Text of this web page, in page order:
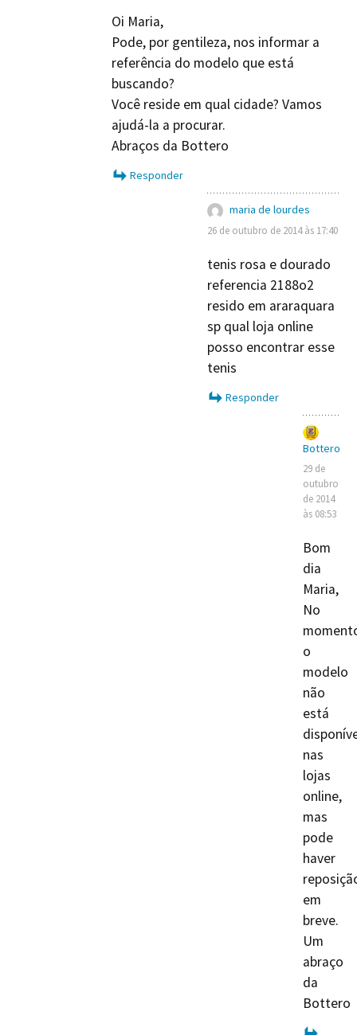
Oi Maria,
Pode, por gentileza, nos informar a
referência do modelo que está
buscando?
Você reside em qual cidade? Vamos
ajudá-la a procurar.
Abraços da Bottero
Responder
maria de lourdes
26 de outubro de 2014 às 17:40
tenis rosa e dourado
referencia 2188o2
resido em araraquara
sp qual loja online
posso encontrar esse
tenis
Responder
Bottero
29 de
outubro
de 2014
às 08:53
Bom
dia
Maria,
No
o
modelo
não
está
nas
lojas
online,
mas
pode
haver
em
breve.
Um
abraço
da
Bottero